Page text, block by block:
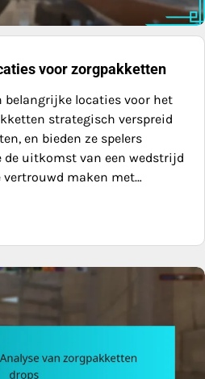
voor zorgpakketten
locaties voor het
strategisch verspreid
en bieden ze spelers
de uitkomst van een wedstrijd
vertrouwd maken met…